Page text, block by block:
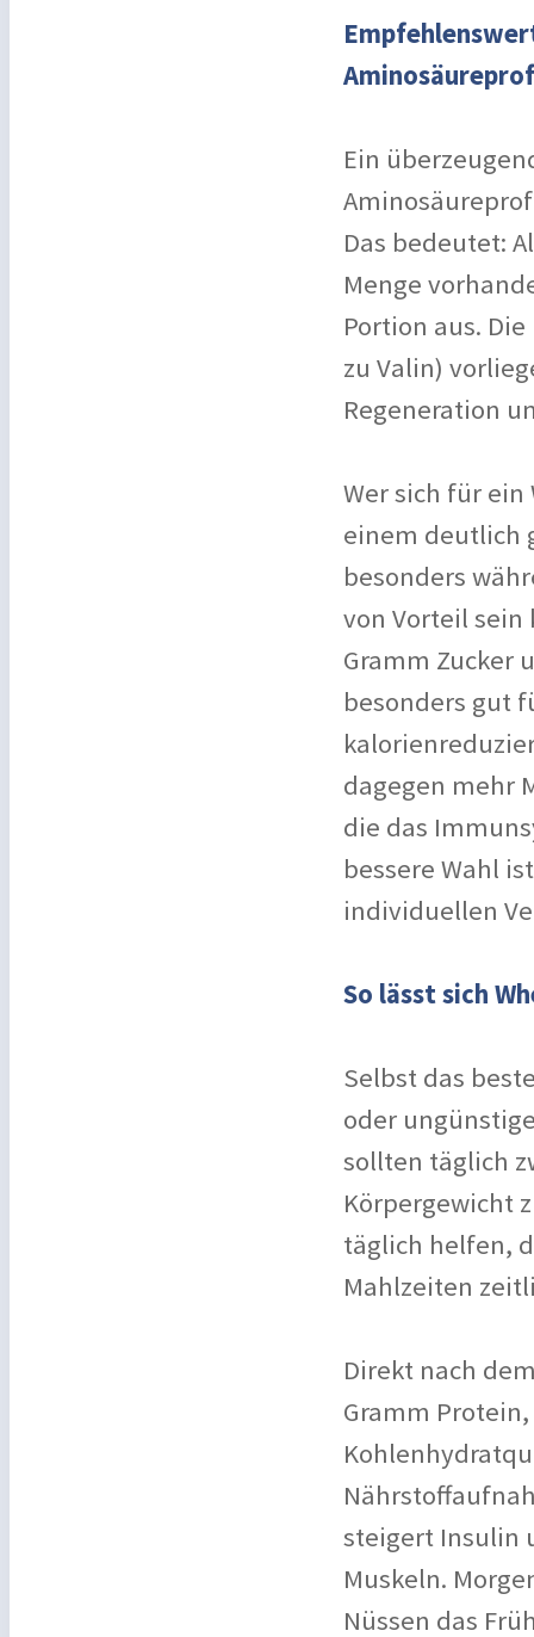
Ein
Das bedeutet:
Menge
Portion aus.
zu Valin)
Regeneration
Wer sich für
einem deutlich
besonders
von Vorteil sein
Gramm Zucker
besonders gut
dagegen mehr
die das
bessere Wahl
individuellen
So lässt sich
Selbst das
oder
sollten täglich
Körpergewicht
täglich helfen,
Mahlzeiten
Direkt nach
Gramm
steigert Insulin
Muskeln.
Nüssen das